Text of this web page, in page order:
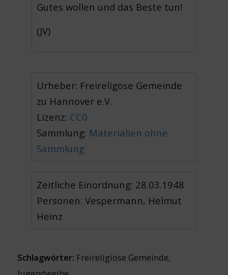
Gutes wollen und das Beste tun!
(JV)
Urheber: Freireligöse Gemeinde
zu Hannover e.V.
Lizenz: CC0
Sammlung: Materialien ohne
Sammlung
Zeitliche Einordnung: 28.03.1948
Personen: Vespermann, Helmut
Heinz
Schlagwörter: Freireligiöse Gemeinde,